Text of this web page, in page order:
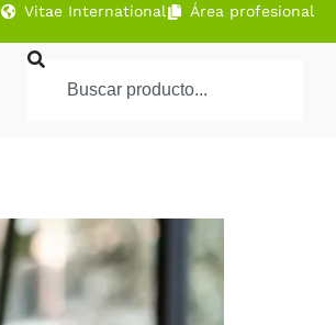
Vitae International Área profesional